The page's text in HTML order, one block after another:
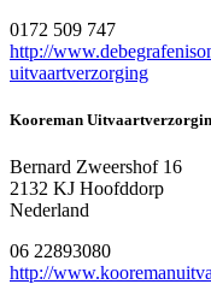
0172 509 747
http://
uitvaartverzorging
Kooreman
Bernard Zweershof 16
2132 KJ Hoofddorp
Nederland
06 22893080
http://